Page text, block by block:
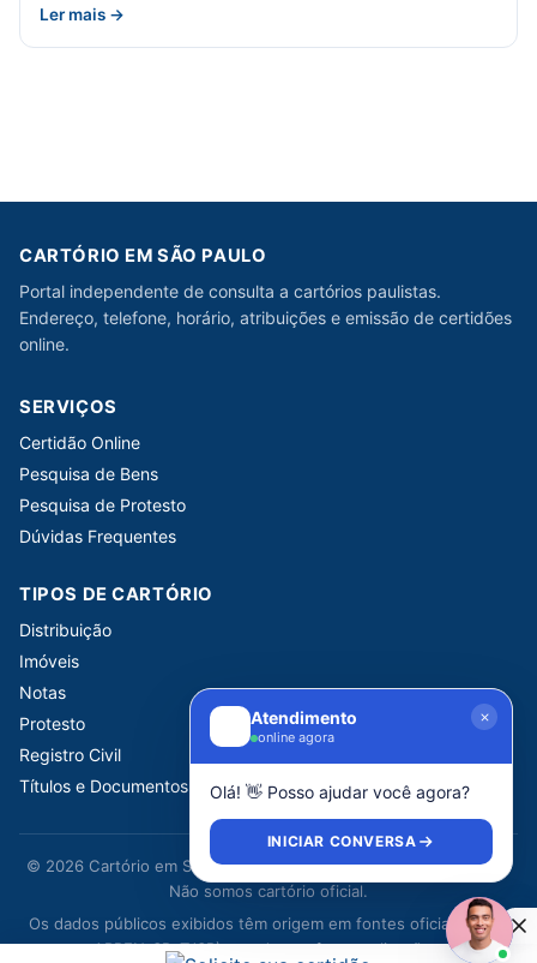
Ler mais →
CARTÓRIO EM SÃO PAULO
Portal independente de consulta a cartórios paulistas.
Endereço, telefone, horário, atribuições e emissão de certidões
online.
SERVIÇOS
Certidão Online
Pesquisa de Bens
Pesquisa de Protesto
Dúvidas Frequentes
TIPOS DE CARTÓRIO
Distribuição
Imóveis
Notas
Protesto
Registro Civil
Títulos e Documentos
© 2026 Cartório em São Paulo. Portal informativo independente.
Não somos cartório oficial.
Os dados públicos exibidos têm origem em fontes oficiais (CNJ,
ARPEN-SP, TJSP) e podem sofrer atualizações.
Atendimento
online agora
Olá! 👋 Posso ajudar você agora?
INICIAR CONVERSA